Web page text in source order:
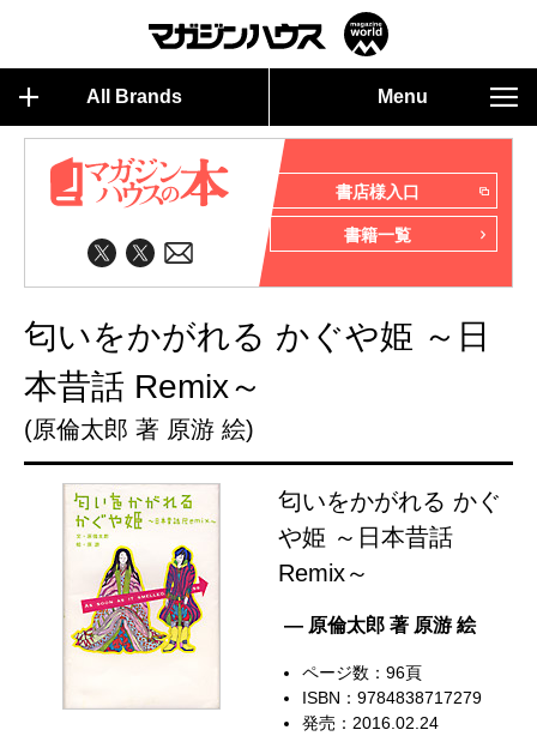
All Brands Menu
書店様入口
書籍一覧
匂いをかがれる かぐや姫 ～日
本昔話 Remix～
(原倫太郎 著 原游 絵)
匂いをかがれる かぐ
や姫 ～日本昔話
Remix～
— 原倫太郎 著 原游 絵
ページ数：96頁
ISBN：9784838717279
発売：2016.02.24